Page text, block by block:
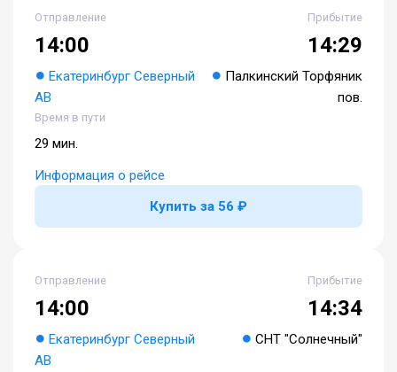
Отправление
14:00
Екатеринбург Северный
АВ
Прибытие
14:29
Палкинский Торфяник
пов.
Время в пути
29 мин.
Информация о рейсе
Купить за 56 ₽
Отправление
14:00
Екатеринбург Северный
АВ
Прибытие
14:34
СНТ "Солнечный"